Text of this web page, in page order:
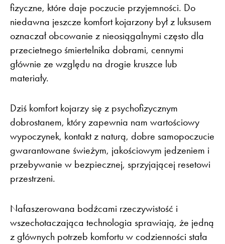
fizyczne, które daje poczucie przyjemności. Do
niedawna jeszcze komfort kojarzony był z luksusem
oznaczał obcowanie z nieosiągalnymi często dla
przecietnego śmiertelnika dobrami, cennymi
głównie ze względu na drogie kruszce lub
materiały.
Dziś komfort kojarzy się z psychofizycznym
dobrostanem, który zapewnia nam wartościowy
wypoczynek, kontakt z naturą, dobre samopoczucie
gwarantowane świeżym, jakościowym jedzeniem i
przebywanie w bezpiecznej, sprzyjającej resetowi
przestrzeni.
Nafaszerowana bodźcami rzeczywistość i
wszechotaczająca technologia sprawiają, że jedną
z głównych potrzeb komfortu w codzienności stała